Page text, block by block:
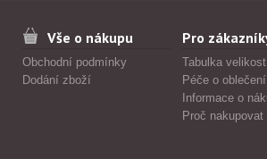
Vše o nákupu
Obchodní podmínky
Dodání zboží
Pro
Tabulka
Péče o oblečení
Informace o
Proč nakupovat